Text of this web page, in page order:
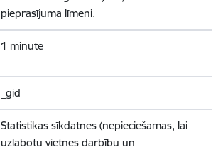
pieprasījuma līmeni.
1 minūte
_gid
Statistikas sīkdatnes (nepieciešamas, lai
uzlabotu vietnes darbību un